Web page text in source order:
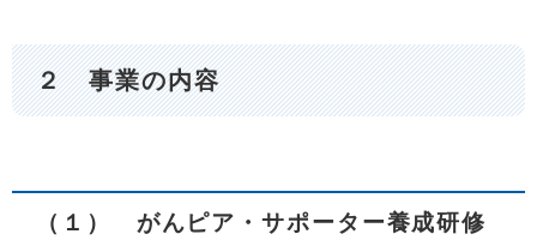
２ 事業の内容
（１） がんピア・サポーター養成研修